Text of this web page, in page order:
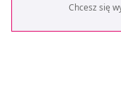
Chcesz się